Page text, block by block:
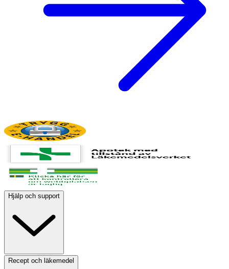
Hjälp och support
Recept och läkemedel